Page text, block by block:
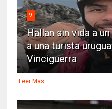
9
Hallan sin vida a
a una turista
Vinciguerra
Leer Mas